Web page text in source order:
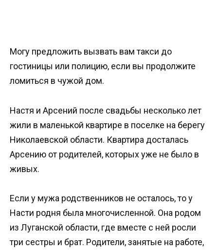
Могу предложить вызвать вам такси до
гостиницы или полицию, если вы продолжите
ломиться в чужой дом.
Настя и Арсений после свадьбы несколько лет
жили в маленькой квартире в поселке на берегу
Николаевской области. Квартира досталась
Арсению от родителей, которых уже не было в
живых.
Если у мужа родственников не осталось, то у
Насти родня была многочисленной. Она родом
из Луганской области, где вместе с ней росли
три сестры и брат. Родители, занятые на работе,